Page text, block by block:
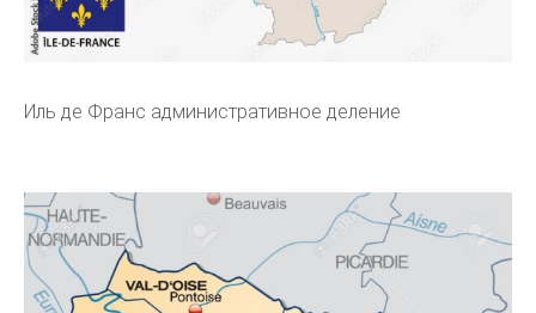
Иль де Франс административное деление